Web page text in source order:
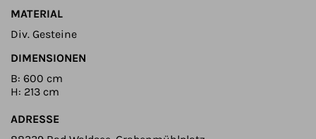
MATERIAL
Div. Gesteine
DIMENSIONEN
B: 600 cm
H: 213 cm
ADRESSE